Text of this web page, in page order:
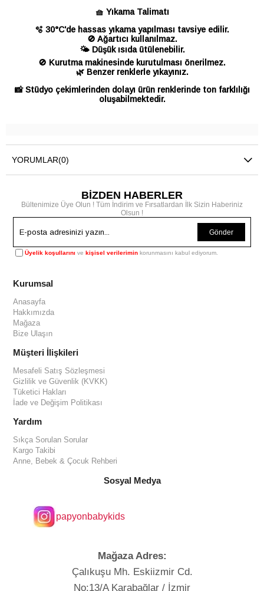
🧺 Yıkama Talimatı
🫧 30°C'de hassas yıkama yapılması tavsiye edilir.
🚫 Ağartıcı kullanılmaz.
🌤️ Düşük ısıda ütülenebilir.
🚫 Kurutma makinesinde kurutulması önerilmez.
🌿 Benzer renklerle yıkayınız.
📸 Stüdyo çekimlerinden dolayı ürün renklerinde ton farklılığı
oluşabilmektedir.
YORUMLAR(0)
BİZDEN HABERLER
Bültenimize Üye Olun ! Tüm İndirim ve Fırsatlardan İlk Sizin Haberiniz
Olsun !
Gönder
Üyelik koşullarını ve kişisel verilerimin korunmasını kabul ediyorum.
Kurumsal
Anasayfa
Hakkımızda
Mağaza
Bize Ulaşın
Müşteri İlişkileri
Mesafeli Satış Sözleşmesi
Gizlilik ve Güvenlik (KVKK)
Tüketici Hakları
İade ve Değişim Politikası
Yardım
Sıkça Sorulan Sorular
Kargo Takibi
Anne, Bebek & Çocuk Rehberi
Sosyal Medya
papyonbabykids
Mağaza Adres:
Çalıkuşu Mh. Eskiizmir Cd.
No:13/A Karabağlar / İzmir